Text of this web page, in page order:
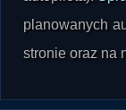
stronie oraz na